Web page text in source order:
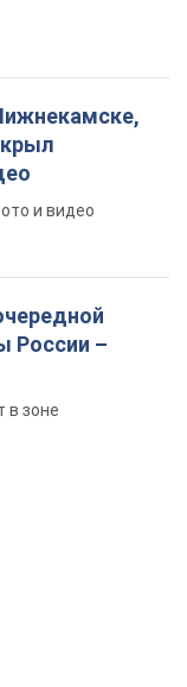
и видео
России –
в зоне